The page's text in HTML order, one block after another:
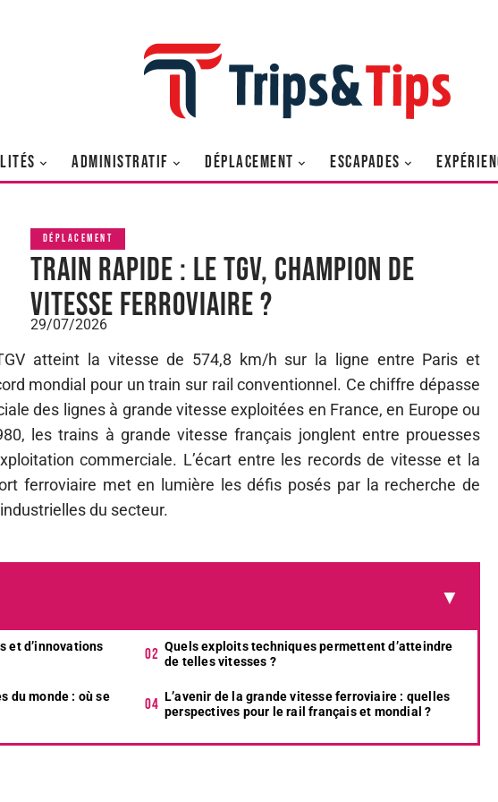
ADMINISTRATIF DÉPLACEMENT ESCAPADES
DÉPLACEMENT
Train rapide : Le TGV, champion de
vitesse ferroviaire ?
29/07/2026
atteint la vitesse de 574,8 km/h sur la ligne entre Paris et
mondial pour un train sur rail conventionnel. Ce chiffre dépasse
des lignes à grande vitesse exploitées en France, en Europe ou
les trains à grande vitesse français jonglent entre prouesses
commerciale. L’écart entre les records de vitesse et la
ferroviaire met en lumière les défis posés par la recherche de
du secteur.
et d’innovations
Quels exploits techniques permettent d’atteindre
de telles vitesses ?
du monde : où se
L’avenir de la grande vitesse ferroviaire : quelles
perspectives pour le rail français et mondial ?